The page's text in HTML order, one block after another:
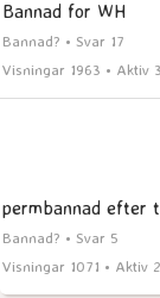
Bannad for WH
Bannad? • Svar 17
Visningar 1963 • Aktiv
permbannad efter
Bannad? • Svar 5
Visningar 1071 • Aktiv